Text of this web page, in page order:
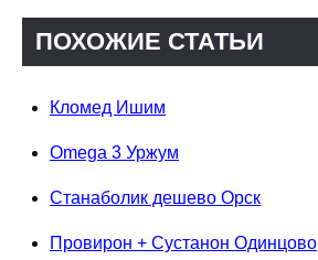
ПОХОЖИЕ СТАТЬИ
Кломед Ишим
Omega 3 Уржум
Станаболик дешево Орск
Провирон + Сустанон Одинцово